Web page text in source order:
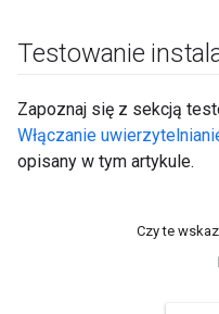
Testowanie
Zapoznaj się z sekcją
Włączanie
opisany w tym artykule.
Czy te